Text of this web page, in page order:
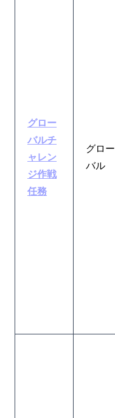
グロー
バルチ
ャレン
ジ作戦
任務
グロー
バル